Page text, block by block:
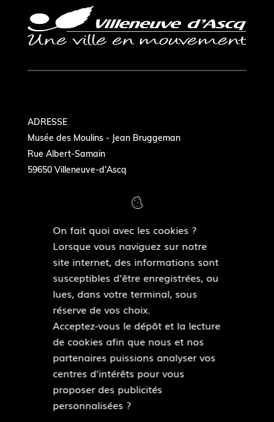
On fait quoi avec les cookies ?
Lorsque vous naviguez sur notre
site internet, des informations sont
susceptibles d'être enregistrées, ou
lues, dans votre terminal, sous
réserve de vos choix.
Acceptez-vous le dépôt et la lecture
de cookies afin que nous et nos
partenaires puissions analyser vos
centres d'intérêts pour vous
proposer des publicités
personnalisées ?
ADRESSE
Musée des Moulins - Jean Bruggeman
Rue Albert-Samain
59650 Villeneuve-d'Ascq
COORDONNÉES
Tél. : 03 20 05 49 34
museedesmoulins@villeneuvedascq.fr
https://www.facebook.com/museedesmoulins
Pied
page
Plan du site
Mentions légales
Accessibilité : partiellement conforme
Données personnelles